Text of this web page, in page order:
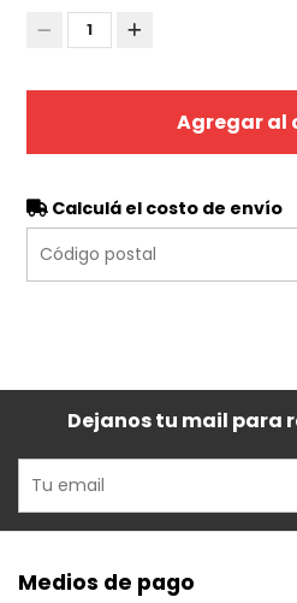
1
Agregar al
Calculá el costo de envío
Dejanos tu mail para
Medios de pago